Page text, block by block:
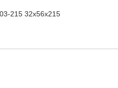
215 32x56x215